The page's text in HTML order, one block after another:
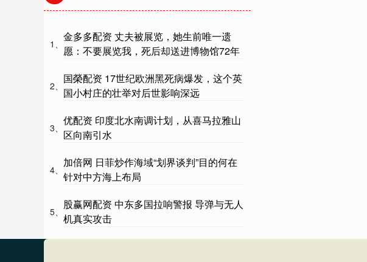
1、
金多多配资 丈夫被展览，她生前唯一遗
愿：不要展览我，死后却送进博物馆72年
2、
国榮配资 17世纪欧洲黑死病爆发，这个英
国小村庄的壮举对后世影响深远
3、
优配资 印度北水南调计划，从喜马拉雅山
区向南引水
4、
加倍网 日菲炒作海域“划界谈判”目的何在
针对中方海上布局
5、
股赢网配资 中东多国拉响警报 导弹与无人
机真实攻击